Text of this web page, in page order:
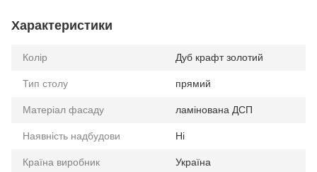
Характеристики
Колір Дуб крафт золотий
Тип столу прямий
Матеріал фасаду ламінована ДСП
Наявність надбудови Ні
Країна виробник Україна